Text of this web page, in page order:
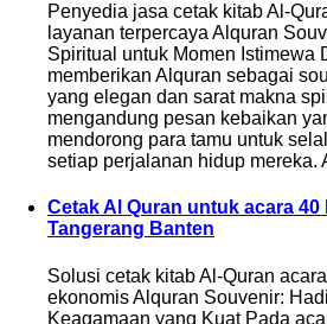
Penyedia jasa cetak kitab Al-
layanan terpercaya Alquran
Spiritual untuk Momen Istimewa
memberikan Alquran sebagai
yang elegan dan sarat makna
mengandung pesan kebaikan
mendorong para tamu untuk
setiap perjalanan hidup mereka.
Cetak Al Quran untuk acara
Tangerang Banten
Solusi cetak kitab Al-Quran
ekonomis Alquran Souvenir:
Keagamaan yang Kuat Pada